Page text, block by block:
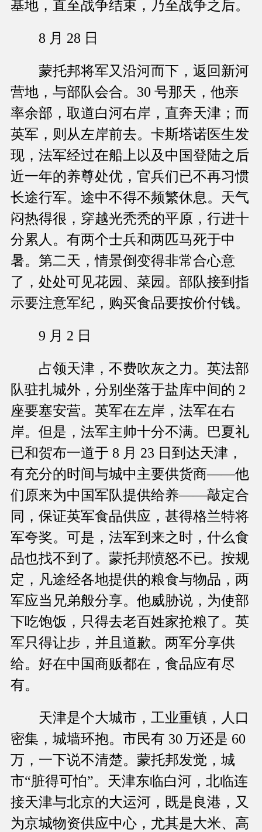
基地，直至战争结束，乃至战争之后。
8 月 28 日
蒙托邦将军又沿河而下，返回新河
营地，与部队会合。30 号那天，他亲
率余部，取道白河右岸，直奔天津；而
英军，则从左岸前去。卡斯塔诺医生发
现，法军经过在船上以及中国登陆之后
近一年的养尊处优，官兵们已不再习惯
长途行军。途中不得不频繁休息。天气
闷热得很，穿越光秃秃的平原，行进十
分累人。有两个士兵和两匹马死于中
暑。第二天，情景倒变得非常合心意
了，处处可见花园、菜园。部队接到指
示要注意军纪，购买食品要按价付钱。
9 月 2 日
占领天津，不费吹灰之力。英法部
队驻扎城外，分别坐落于盐库中间的 2
座要塞安营。英军在左岸，法军在右
岸。但是，法军主帅十分不满。巴夏礼
已和贺布一道于 8 月 23 日到达天津，
有充分的时间与城中主要供货商——他
们原来为中国军队提供给养——敲定合
同，保证英军食品供应，甚得格兰特将
军夸奖。可是，法军到来之时，什么食
品也找不到了。蒙托邦愤怒不已。按规
定，凡途经各地提供的粮食与物品，两
军应当兄弟般分享。他威胁说，为使部
下吃饱饭，只得去老百姓家抢粮了。英
军只得让步，并且道歉。两军分享供
给。好在中国商贩都在，食品应有尽
有。
天津是个大城市，工业重镇，人口
密集，城墙环抱。市民有 30 万还是 60
万，一下说不清楚。蒙托邦发觉，城
市“脏得可怕”。天津东临白河，北临连
接天津与北京的大运河，既是良港，又
为京城物资供应中心，尤其是大米、高